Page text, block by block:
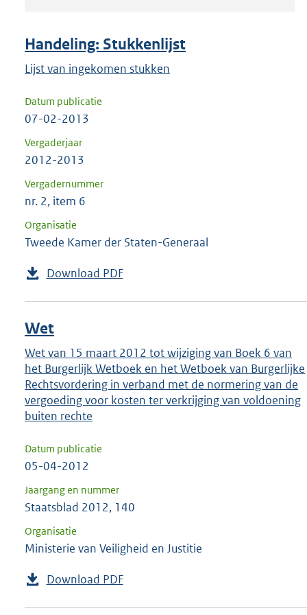
om
keuze
te
bevestigen.
Handeling: Stukkenlijst
Lijst van ingekomen stukken
Datum publicatie
07-02-2013
Vergaderjaar
2012-2013
Vergadernummer
nr. 2, item 6
Organisatie
Tweede Kamer der Staten-Generaal
Download PDF
Wet
Wet van 15 maart 2012 tot wijziging van Boek 6 van
het Burgerlijk Wetboek en het Wetboek van Burgerlijke
Rechtsvordering in verband met de normering van de
vergoeding voor kosten ter verkrijging van voldoening
buiten rechte
Datum publicatie
05-04-2012
Jaargang en nummer
Staatsblad 2012, 140
Organisatie
Ministerie van Veiligheid en Justitie
Download PDF